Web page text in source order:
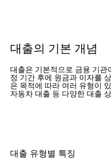
대출의 기본 개념
대출은 기본적으로 금융 기관
정 기간 후에 원금과 이자를
은 목적에 따라 여러 유형이
자동차 대출 등 다양한 대출
대출 유형별 특징